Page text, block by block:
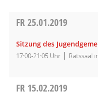
FR25.01.2019
Sitzung des
17:00-21:05 Uhr Ratssaal
FR 15.02.2019